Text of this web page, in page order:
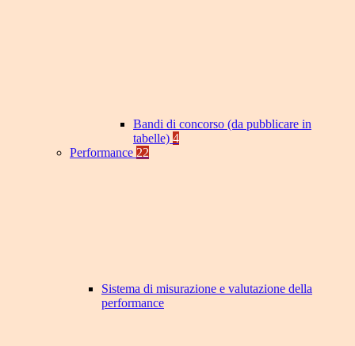
Bandi di concorso (da pubblicare in
tabelle) 4
Performance 22
Sistema di misurazione e valutazione della
performance